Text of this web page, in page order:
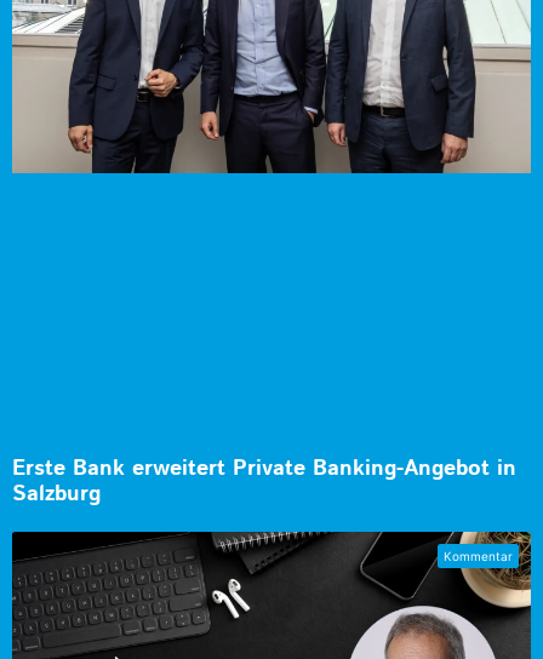
Erste Bank erweitert Private Banking-Angebot in
Salzburg